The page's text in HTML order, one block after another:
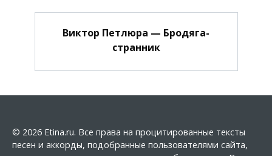
Виктор Петлюра — Бродяга-
странник
© 2026 Etina.ru. Все права на процитированные тексты
песен и аккорды, подобранные пользователями сайта,